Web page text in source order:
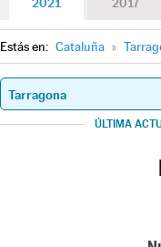
Estás en: Cataluña »
ÚLTIMA